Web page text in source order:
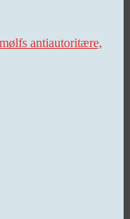
antiautoritære,